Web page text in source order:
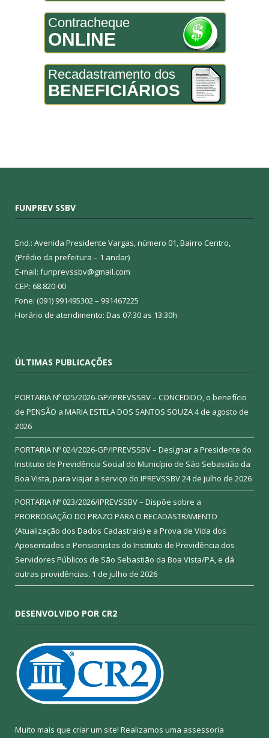
Contracheque
ONLINE
Recadastramento dos
BENEFICIÁRIOS
FUNPREV SSBV
End.: Avenida Presidente Vargas, número 01, Bairro Centro,
(Prédio da prefeitura – 1 andar)
E-mail: funprevssbv@gmail.com
CEP: 68.820-00
Fone: (091) 991495302 – 991467225
Horário de atendimento: Das 07:30 as 13:30h
ÚLTIMAS PUBLICAÇÕES
PORTARIA Nº 025/2026-GP/IPREVSSBV – CONCEDIDO, o benefício
de PENSÃO a MARIA ESTELA DOS SANTOS SOUZA4 de agosto de
2026
PORTARIA Nº 024/2026-GP/IPREVSSBV – Designar a Presidente do
Instituto de Previdência Social do Município de São Sebastião da
Boa Vista, para viajar a serviço do IPREVSSBV24 de julho de 2026
PORTARIA Nº 023/2026/IPREVSSBV – Dispõe sobre a
PRORROGAÇÃO DO PRAZO PARA O RECADASTRAMENTO
(Atualização dos Dados Cadastrais) e a Prova de Vida dos
Aposentados e Pensionistas do Instituto de Previdência dos
Servidores Públicos de São Sebastião da Boa Vista/PA, e dá
outras providências. 1 de julho de 2026
DESENVOLVIDO POR CR2
Muito mais que criar um site! Realizamos uma assessoria